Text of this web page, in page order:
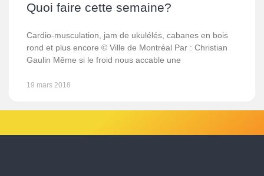
Quoi faire cette semaine?
Cardio-musculation, jam de ukulélés, cabanes en bois
rond et plus encore © Ville de Montréal Par : Christian
Gaulin Même si le froid nous accable une
19 mars 2018